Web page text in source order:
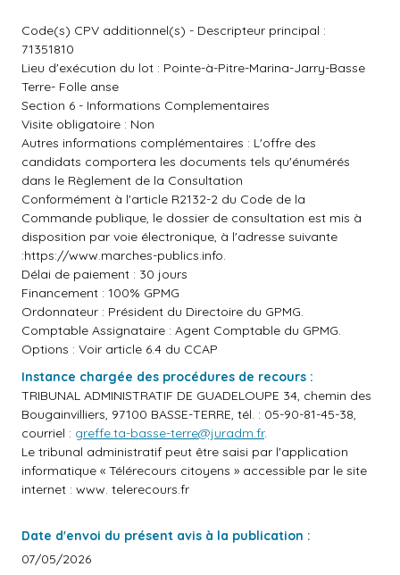
Code(s) CPV additionnel(s) - Descripteur principal :
71351810
Lieu d'exécution du lot : Pointe-à-Pitre-Marina-Jarry-Basse
Terre- Folle anse
Section 6 - Informations Complementaires
Visite obligatoire : Non
Autres informations complémentaires : L'offre des
candidats comportera les documents tels qu'énumérés
dans le Règlement de la Consultation
Conformément à l'article R2132-2 du Code de la
Commande publique, le dossier de consultation est mis à
disposition par voie électronique, à l'adresse suivante
:https://www.marches-publics.info.
Délai de paiement : 30 jours
Financement : 100% GPMG
Ordonnateur : Président du Directoire du GPMG.
Comptable Assignataire : Agent Comptable du GPMG.
Options : Voir article 6.4 du CCAP
Instance chargée des procédures de recours :
TRIBUNAL ADMINISTRATIF DE GUADELOUPE 34, chemin des
Bougainvilliers, 97100 BASSE-TERRE, tél. : 05-90-81-45-38,
courriel : greffe.ta-basse-terre@juradm.fr.
Le tribunal administratif peut être saisi par l'application
informatique « Télérecours citoyens » accessible par le site
internet : www. telerecours.fr
Date d'envoi du présent avis à la publication :
07/05/2026